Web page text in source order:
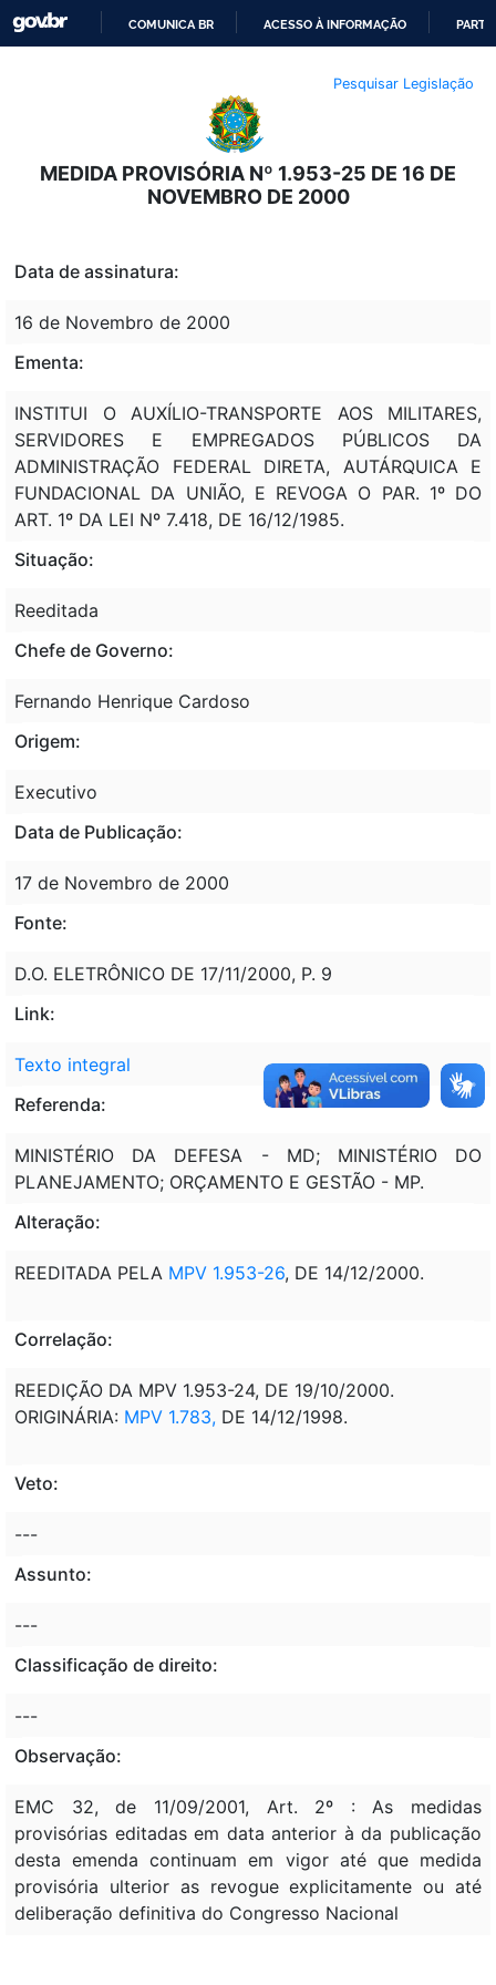
O
CONTEÚDO
COMUNICA BR ACESSO À INFORMAÇÃO
Pesquisar Legislação
MEDIDA PROVISÓRIA Nº 1.953-25 DE 16 DE
NOVEMBRO DE 2000
Data de assinatura:
16 de Novembro de 2000
Ementa:
INSTITUI O AUXÍLIO-TRANSPORTE AOS MILITARES,
SERVIDORES E EMPREGADOS PÚBLICOS DA
ADMINISTRAÇÃO FEDERAL DIRETA, AUTÁRQUICA E
FUNDACIONAL DA UNIÃO, E REVOGA O PAR. 1º DO
ART. 1º DA LEI Nº 7.418, DE 16/12/1985.
Situação:
Reeditada
Chefe de Governo:
Fernando Henrique Cardoso
Origem:
Executivo
Data de Publicação:
17 de Novembro de 2000
Fonte:
D.O. ELETRÔNICO DE 17/11/2000, P. 9
Link:
Texto integral
Referenda:
MINISTÉRIO DA DEFESA - MD; MINISTÉRIO DO
PLANEJAMENTO; ORÇAMENTO E GESTÃO - MP.
Alteração:
REEDITADA PELA MPV 1.953-26, DE 14/12/2000.
Correlação:
REEDIÇÃO DA MPV 1.953-24, DE 19/10/2000.
ORIGINÁRIA: MPV 1.783, DE 14/12/1998.
Veto:
---
Assunto:
---
Classificação de direito:
---
Observação:
EMC 32, de 11/09/2001, Art. 2º : As medidas
provisórias editadas em data anterior à da publicação
desta emenda continuam em vigor até que medida
provisória ulterior as revogue explicitamente ou até
deliberação definitiva do Congresso Nacional